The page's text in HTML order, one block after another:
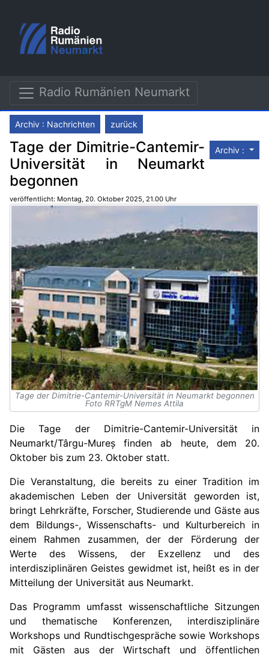
Radio Rumänien Neumarkt
Archiv : Nachrichten zurück
Archiv :
Tage der Dimitrie-Cantemir-
Universität in Neumarkt
begonnen
veröffentlicht: Montag, 20. Oktober 2025, 21.00 Uhr
Tage der Dimitrie-Cantemir-Universität in Neumarkt begonnen
Foto RRTgM Nemes Attila
Die Tage der Dimitrie-Cantemir-Universität in
Neumarkt/Târgu-Mureș finden ab heute, dem 20.
Oktober bis zum 23. Oktober statt.
Die Veranstaltung, die bereits zu einer Tradition im
akademischen Leben der Universität geworden ist,
bringt Lehrkräfte, Forscher, Studierende und Gäste aus
dem Bildungs-, Wissenschafts- und Kulturbereich in
einem Rahmen zusammen, der der Förderung der
Werte des Wissens, der Exzellenz und des
interdisziplinären Geistes gewidmet ist, heißt es in der
Mitteilung der Universität aus Neumarkt.
Das Programm umfasst wissenschaftliche Sitzungen
und thematische Konferenzen, interdisziplinäre
Workshops und Rundtischgespräche sowie Workshops
mit Gästen aus der Wirtschaft und öffentlichen